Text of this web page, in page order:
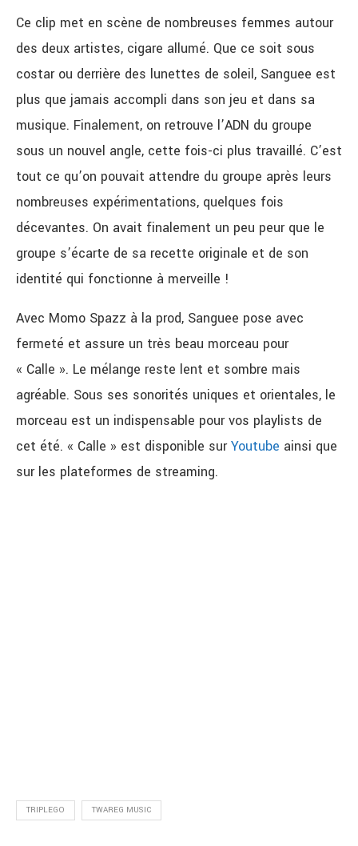
Ce clip met en scène de nombreuses femmes autour
des deux artistes, cigare allumé. Que ce soit sous
costar ou derrière des lunettes de soleil, Sanguee est
plus que jamais accompli dans son jeu et dans sa
musique. Finalement, on retrouve l’ADN du groupe
sous un nouvel angle, cette fois-ci plus travaillé. C’est
tout ce qu’on pouvait attendre du groupe après leurs
nombreuses expérimentations, quelques fois
décevantes. On avait finalement un peu peur que le
groupe s’écarte de sa recette originale et de son
identité qui fonctionne à merveille !
Avec Momo Spazz à la prod, Sanguee pose avec
fermeté et assure un très beau morceau pour
« Calle ». Le mélange reste lent et sombre mais
agréable. Sous ses sonorités uniques et orientales, le
morceau est un indispensable pour vos playlists de
cet été. « Calle » est disponible surYoutube ainsi que
sur les plateformes de streaming.
TRIPLEGO TWAREG MUSIC